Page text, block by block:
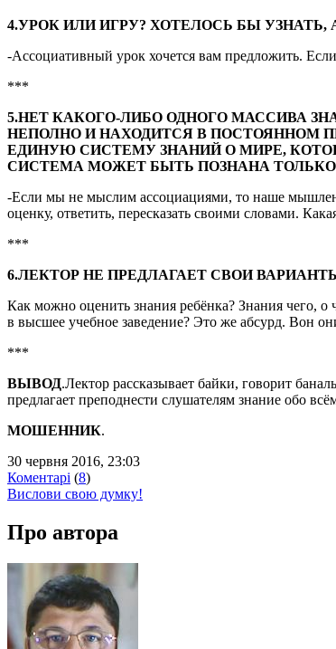
4.УРОК ИЛИ ИГРУ? ХОТЕЛОСЬ БЫ
-Ассоциативный урок хочется вам предложить.
***
5.НЕТ КАКОГО-ЛИБО ОДНОГО МАССИВА
НЕПОЛНО И НАХОДИТСЯ В ПОСТОЯННОМ
ЕДИНУЮ СИСТЕМУ ЗНАНИЙ О МИРЕ,
СИСТЕМА МОЖЕТ БЫТЬ ПОЗНАНА
-Если мы не мыслим ассоциациями, то наше
оценку, ответить, пересказать своими словами.
***
6.ЛЕКТОР НЕ ПРЕДЛАГАЕТ СВОИ
Как можно оценить знания ребёнка? Знания чего,
в высшее учебное заведение? Это же абсурд. Вон
***
ВЫВОД.Лектор рассказывает байки, говорит
предлагает преподнести слушателям знание обо
МОШЕННИК.
30 червня 2016, 23:03
Коментарі (8)
Вислови свою думку!
Про автора